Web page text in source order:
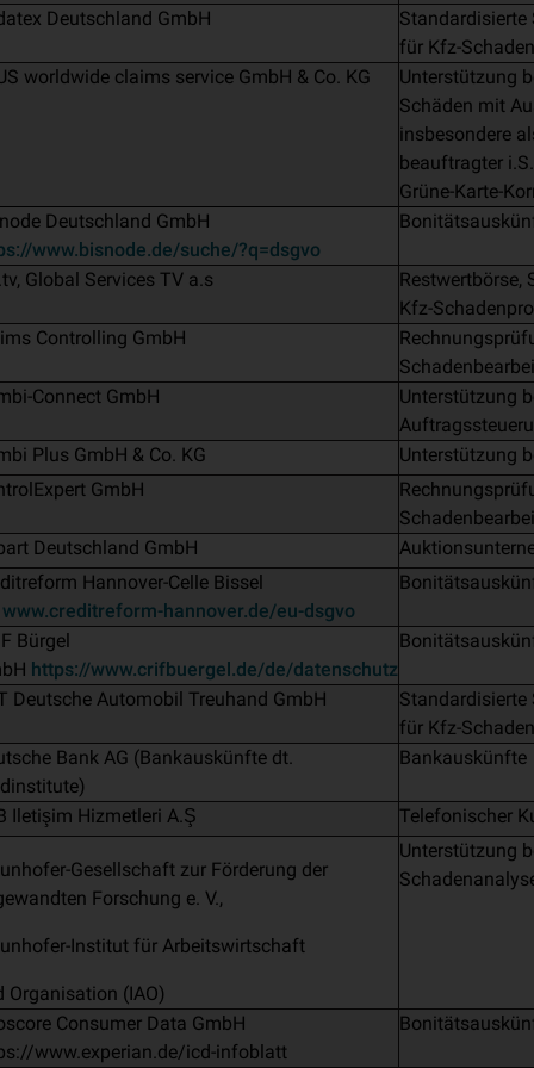
Deutschland GmbH
Standardisierte
für Kfz-
worldwide claims service GmbH & Co. KG
Unterstützung
Schäden mit
insbesondere
beauftragter
Grüne-Karte-
Deutschland GmbH
www.bisnode.de/suche/?q=dsgvo
Global Services TV a.s
Restwertbörse,
Kfz-
Controlling GmbH
Connect GmbH
Unterstützung
Plus GmbH & Co. KG
Unterstützung
GmbH
Deutschland GmbH
Hannover-Celle Bissel
www.creditreform-hannover.de/eu-dsgvo
Bürgel
https://www.crifbuergel.de/de/datenschutz
Deutsche Automobil Treuhand GmbH
Standardisierte
für Kfz-
Bank AG (Bankauskünfte dt.
Bankauskünfte
Iletişim Hizmetleri A.Ş Telefonischer
Gesellschaft zur Förderung der
Forschung e. V.,
Institut für Arbeitswirtschaft
Organisation (IAO)
Unterstützung
Consumer Data GmbH
www.experian.de/icd-infoblatt